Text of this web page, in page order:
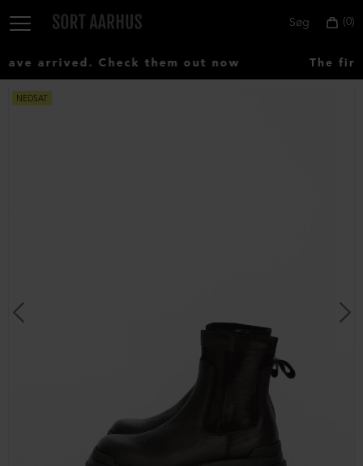
0
Søg
arrived. Check them out now The first
NEDSAT